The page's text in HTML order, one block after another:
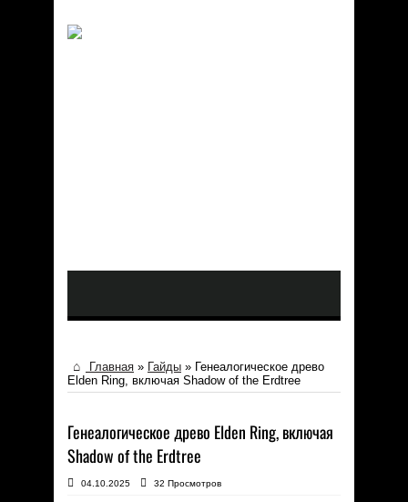
Главная » Гайды » Генеалогическое древо
Elden Ring, включая Shadow of the Erdtree
Генеалогическое древо Elden Ring, включая
Shadow of the Erdtree
04.10.2025 32 Просмотров